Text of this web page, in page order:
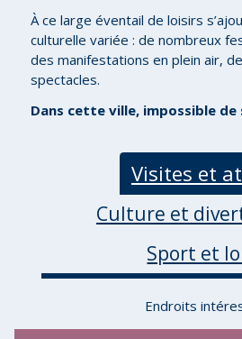
À ce large éventail de loisirs
culturelle variée : de nombreux
des manifestations en plein air,
spectacles.
Dans cette ville, impossible de
Visites et
Culture et
Sport et
Endroits